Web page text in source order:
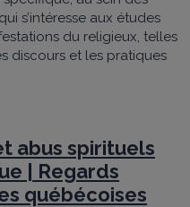
s’intéresse aux études
du religieux, telles
discours et les pratiques
abus spirituels
| Regards
québécoises